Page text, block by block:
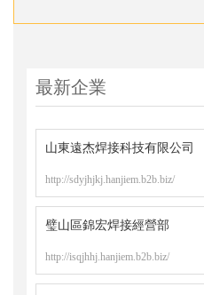
最新企業
山東遠杰焊接科技有限公司
http://sdyjhjkj.hanjiem.b2b.biz/
璧山區錦宏焊接經營部
http://isqjhhj.hanjiem.b2b.biz/